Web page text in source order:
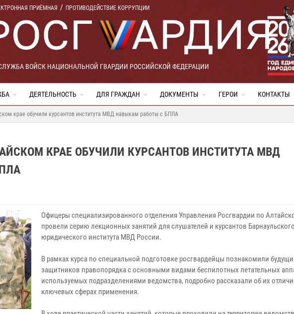
ПРИЁМНАЯ ПРОТИВОДЕЙСТВИЕ КОРРУПЦИИ
ВОЙСК НАЦИОНАЛЬНОЙ ГВАРДИИ РОССИЙСКОЙ ФЕДЕРАЦИИ
ДЕЯТЕЛЬНОСТЬ ДЛЯ ГРАЖДАН ДОКУМЕНТЫ ГЕРОИ КОНТАКТЫ
крае обучили курсантов института МВД навыкам работы с БПЛА
КРАЕ ОБУЧИЛИ КУРСАНТОВ ИНСТИТУТА МВД
Офицеры специализированного отделения Управления Росгвардии по
провели серию лекционных занятий для слушателей и курсантов Барнаульского
юридического института МВД России.
В рамках курса по специальной подготовке росгвардейцы познакомили
защитников правопорядка с основными видами беспилотных летательных
используемых подразделениями ведомства, подробно рассказали об их
ключевых сферах применения.